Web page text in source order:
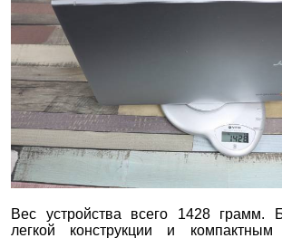
Вес устройства всего 1428 грамм.
легкой конструкции и